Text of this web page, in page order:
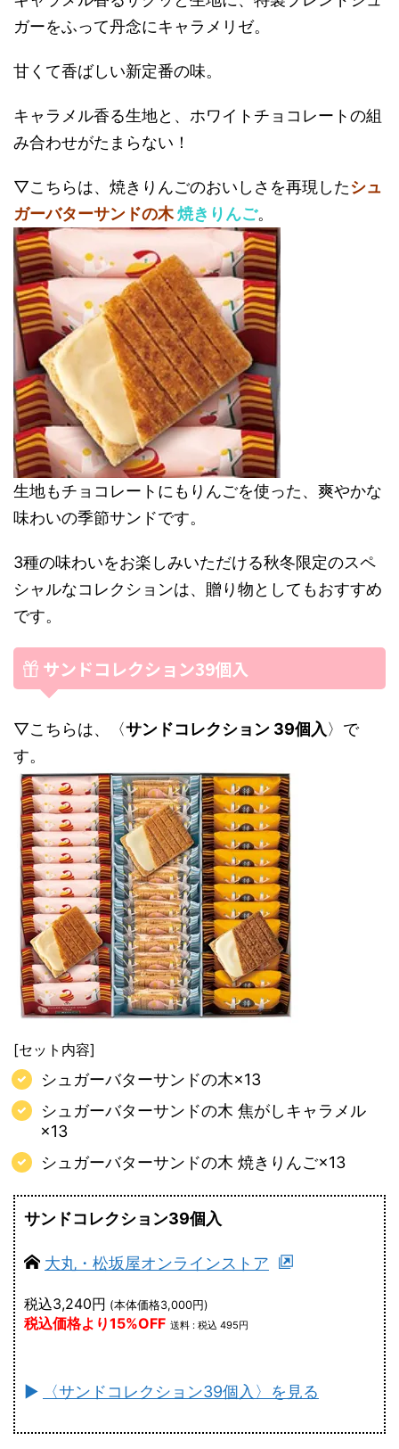
ガーをふって丹念にキャラメリゼ。
甘くて香ばしい新定番の味。
キャラメル香る生地と、ホワイトチョコレートの組
み合わせがたまらない！
▽こちらは、焼きりんごのおいしさを再現したシュ
ガーバターサンドの木焼きりんご。
生地もチョコレートにもりんごを使った、爽やかな
味わいの季節サンドです。
3種の味わいをお楽しみいただける秋冬限定のスペ
シャルなコレクションは、贈り物としてもおすすめ
です。
サンドコレクション39個入
▽こちらは、〈サンドコレクション 39個入〉で
す。
[セット内容]
シュガーバターサンドの木×13
シュガーバターサンドの木 焦がしキャラメル
×13
シュガーバターサンドの木 焼きりんご×13
サンドコレクション39個入
大丸・松坂屋オンラインストア
税込3,240円 (本体価格3,000円)
税込価格より15%OFF 送料 : 税込 495円
► 〈サンドコレクション39個入〉を見る